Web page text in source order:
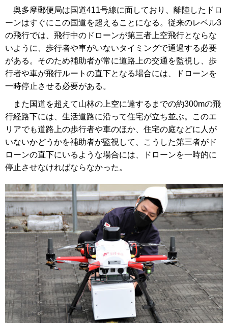
奥多摩郵便局は国道411号線に面しており、離陸したドロ
ーンはすぐにこの国道を超えることになる。従来のレベル3
の飛行では、飛行中のドローンが第三者上空飛行とならな
いように、歩行者や車がいないタイミングで通過する必要
がある。そのため補助者が常に道路上の交通を監視し、歩
行者や車が飛行ルートの直下となる場合には、ドローンを
一時停止させる必要がある。
また国道を超えて山林の上空に達するまでの約300mの飛
行経路下には、生活道路に沿って住宅が立ち並ぶ。このエ
リアでも道路上の歩行者や車のほか、住宅の庭などに人が
いないかどうかを補助者が監視して、こうした第三者がド
ローンの直下にいるような場合には、ドローンを一時的に
停止させなければならなかった。